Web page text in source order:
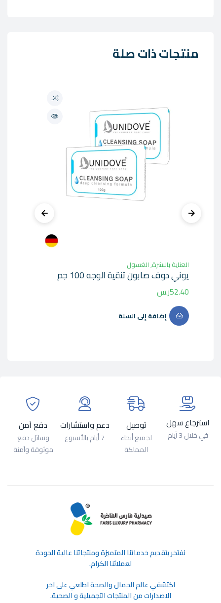
منتجات ذات صلة
العناية بالبشرة,الغسول
يوني دوف صابون تنقية الوجه 100 جم
52.40ر.س
إضافة إلى السلة
استرجاع سهل
في خلال 3 أيام
توصيل
لجميع أنحاء
المملكة
دعم واستشارات
7 أيام بالأسبوع
دفع آمن
وسائل دفع
موثوقة وآمنة
ﻧﻔﺘﺨﺮ ﺑﺘﻘﺪﻳﻢ ﺧﺪﻣﺎﺗﻨﺎ اﻟﻤﺘﻤﻴﺰة وﻣﻨﺘﺠﺎﺗﻨﺎ ﻋﺎﻟﻴﺔ اﻟﺠﻮدة
ﻟﻌﻤﻼﺋﻨﺎ اﻟﻜﺮام.
اكتشفي عالم الجمال والصحة اطلعي على اخر
الاصدارات من المنتجات التجميلية و الصحية.